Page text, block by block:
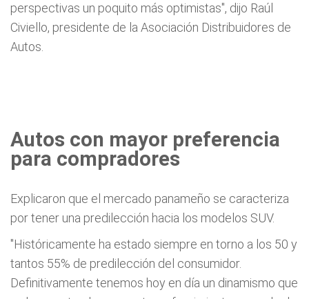
perspectivas un poquito más optimistas", dijo Raúl
Civiello, presidente de la Asociación Distribuidores de
Autos.
Autos con mayor preferencia
para compradores
Explicaron que el mercado panameño se caracteriza
por tener una predilección hacia los modelos SUV.
"Históricamente ha estado siempre en torno a los 50 y
tantos 55% de predilección del consumidor.
Definitivamente tenemos hoy en día un dinamismo que